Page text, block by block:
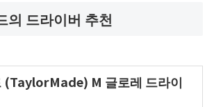
의 드라이버 추천
(TaylorMade) M 글로레 드라이